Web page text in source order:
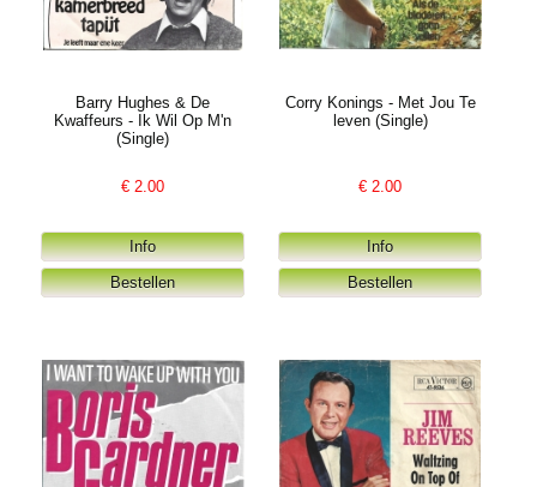
Barry Hughes & De
Kwaffeurs - Ik Wil Op M'n
(Single)
€ 2.00
Corry Konings - Met Jou Te
leven (Single)
€ 2.00